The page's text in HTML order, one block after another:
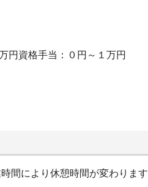
円資格手当：０円～１万円
により休憩時間が変わります